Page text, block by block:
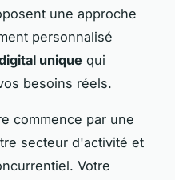
une approche
personnalisé
unique qui
besoins réels.
commence par une
secteur d'activité et
Votre